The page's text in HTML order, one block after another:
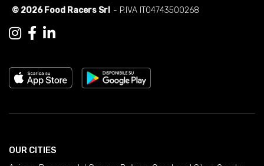
© 2026 Food Racers Srl - P.IVA IT04743500268
OUR CITIES